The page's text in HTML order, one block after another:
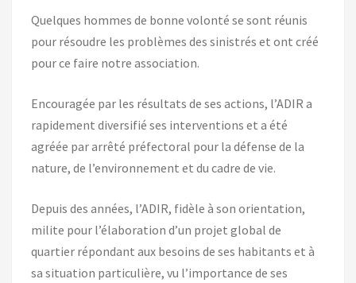
Quelques hommes de bonne volonté se sont réunis
pour résoudre les problèmes des sinistrés et ont créé
pour ce faire notre association.
Encouragée par les résultats de ses actions, l’ADIR a
rapidement diversifié ses interventions et a été
agréée par arrêté préfectoral pour la défense de la
nature, de l’environnement et du cadre de vie.
Depuis des années, l’ADIR, fidèle à son orientation,
milite pour l’élaboration d’un projet global de
quartier répondant aux besoins de ses habitants et à
sa situation particulière, vu l’importance de ses